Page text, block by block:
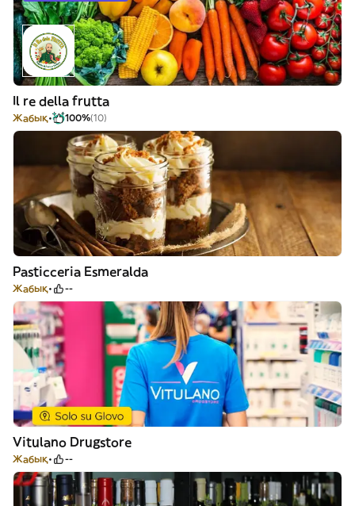
Il re della frutta
Жабық 100%(10)
Pasticceria Esmeralda
Жабық --
Vitulano Drugstore
Жабық --